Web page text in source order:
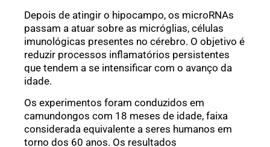
Depois de atingir o hipocampo, os microRNAs
passam a atuar sobre as micróglias, células
imunológicas presentes no cérebro. O objetivo é
reduzir processos inflamatórios persistentes
que tendem a se intensificar com o avanço da
idade.
Os experimentos foram conduzidos em
camundongos com 18 meses de idade, faixa
considerada equivalente a seres humanos em
torno dos 60 anos. Os resultados